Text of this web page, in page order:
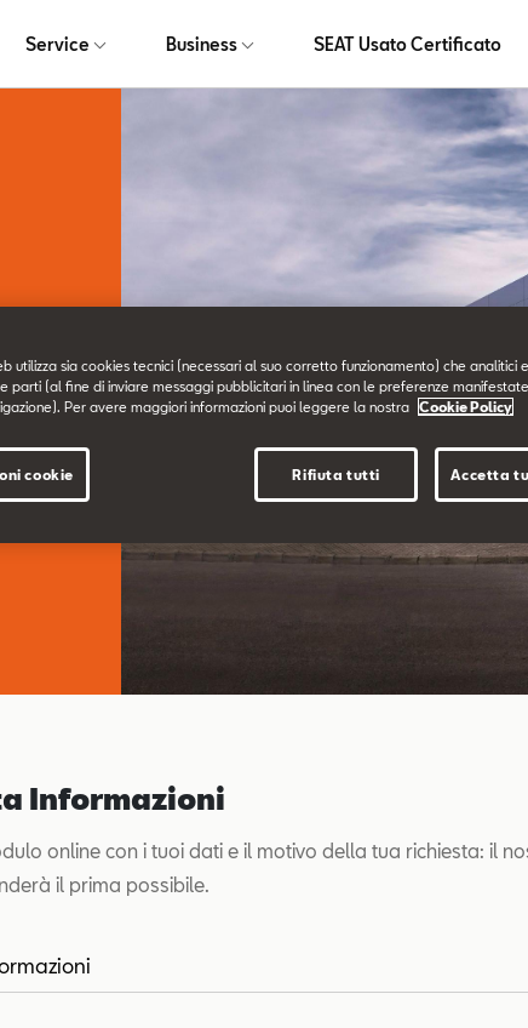
Service Business SEAT Usato Certificato
Informazioni
online con i tuoi dati e il motivo della tua richiesta: il
il prima possibile.
utilizza sia cookies tecnici (necessari al suo corretto funzionamento) che analitici
parti (al fine di inviare messaggi pubblicitari in linea con le preferenze
Per avere maggiori informazioni puoi leggere la nostra
Cookie Policy
Rifiuta tutti Accetta
cookie